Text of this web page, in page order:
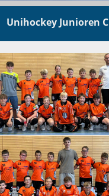
Unihockey Junioren C